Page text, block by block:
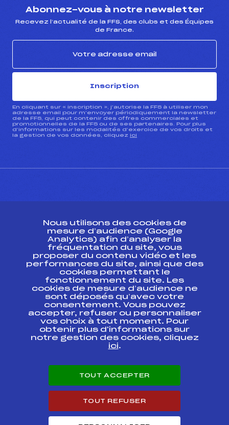
Abonnez-vous à notre newsletter
Recevez l’actualité de la FFS, des clubs et des Équipes
de France.
Inscription
En cliquant sur « inscription », j’autorise la FFS à utiliser mon
adresse email pour m’envoyer périodiquement la newsletter
de la FFS, qui peut contenir des offres commerciales et
promotionnelles de la FFS ou de ses partenaires. Pour plus
d’informations sur les modalités d’exercice de vos droits et
la gestion de vos données, cliquez ici
Ressources
Pass’Neige
Projet sportif fédéral
Projet de performance fédéral
Antidopage
Pôle Développement, Formation, Suivi
Scientifique
Listes ministérielles
Pôle vie de l’athlète
Enseignement professionnel
Carrières
Nous utilisons des cookies de
mesure d’audience (Google
Analytics) afin d’analyser la
fréquentation du site, vous
proposer du contenu vidéo et les
performances du site, ainsi que des
cookies permettant le
fonctionnement du site. Les
cookies de mesure d’audience ne
sont déposés qu’avec votre
consentement. Vous pouvez
accepter, refuser ou personnaliser
vos choix à tout moment. Pour
obtenir plus d'informations sur
notre gestion des cookies, cliquez
ici.
TOUT ACCEPTER
TOUT REFUSER